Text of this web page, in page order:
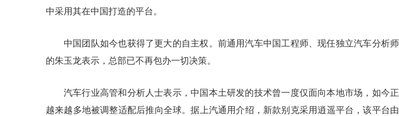
中采用其在中国打造的平台。
中国团队如今也获得了更大的自主权。前通用汽车中国工程师、现任独立汽车分析师
的朱玉龙表示，总部已不再包办一切决策。
汽车行业高管和分析人士表示，中国本土研发的技术曾一度仅面向本地市场，如今正
越来越多地被调整适配后推向全球。据上汽通用介绍，新款别克采用逍遥平台，该平台由